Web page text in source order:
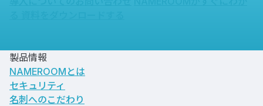
製品情報
NAMEROOMとは
セキュリティ
名刺へのこだわり